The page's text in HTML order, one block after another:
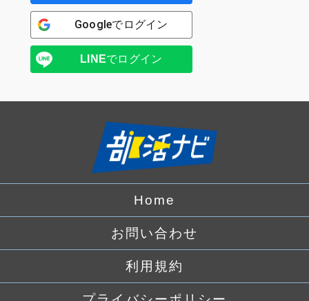
Googleでログイン
LINEでログイン
Home
お問い合わせ
利用規約